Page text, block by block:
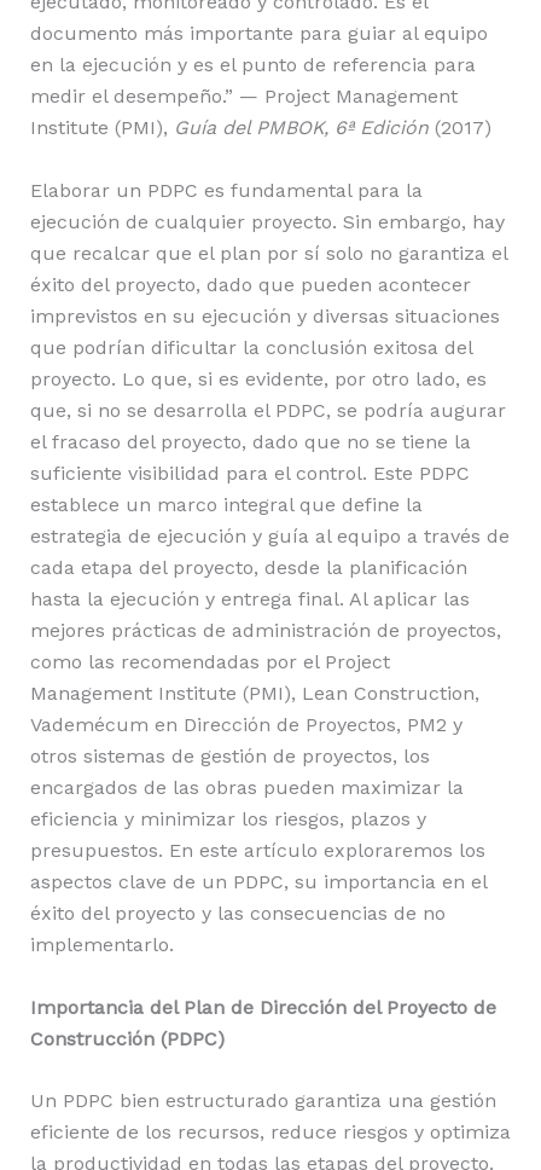
documento más importante para guiar al equipo
en la ejecución y es el punto de referencia para
medir el desempeño.” — Project Management
Institute (PMI), Guía del PMBOK, 6ª Edición(2017)
Elaborar un PDPC es fundamental para la
ejecución de cualquier proyecto. Sin embargo, hay
que recalcar que el plan por sí solo no garantiza el
éxito del proyecto, dado que pueden acontecer
imprevistos en su ejecución y diversas situaciones
que podrían dificultar la conclusión exitosa del
proyecto. Lo que, si es evidente, por otro lado, es
que, si no se desarrolla el PDPC, se podría augurar
el fracaso del proyecto, dado que no se tiene la
suficiente visibilidad para el control. Este PDPC
establece un marco integral que define la
estrategia de ejecución y guía al equipo a través de
cada etapa del proyecto, desde la planificación
hasta la ejecución y entrega final. Al aplicar las
mejores prácticas de administración de proyectos,
como las recomendadas por el Project
Management Institute (PMI), Lean Construction,
Vademécum en Dirección de Proyectos, PM2 y
otros sistemas de gestión de proyectos, los
encargados de las obras pueden maximizar la
eficiencia y minimizar los riesgos, plazos y
presupuestos. En este artículo exploraremos los
aspectos clave de un PDPC, su importancia en el
éxito del proyecto y las consecuencias de no
implementarlo.
Importancia del Plan de Dirección del Proyecto de
Construcción (PDPC)
Un PDPC bien estructurado garantiza una gestión
eficiente de los recursos, reduce riesgos y optimiza
la productividad en todas las etapas del proyecto.